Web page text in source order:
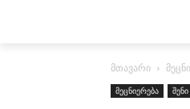
მთავარი
მეცნიერება